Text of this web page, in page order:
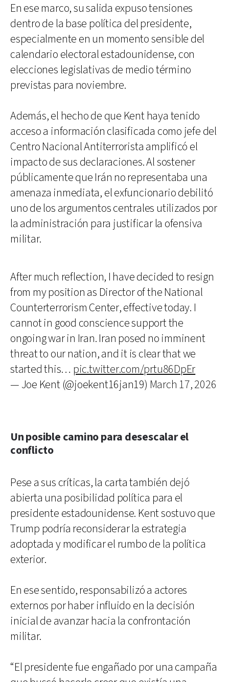
En ese marco, su salida expuso tensiones
dentro de la base política del presidente,
especialmente en un momento sensible del
calendario electoral estadounidense, con
elecciones legislativas de medio término
previstas para noviembre.
Además, el hecho de que Kent haya tenido
acceso a información clasificada como jefe del
Centro Nacional Antiterrorista amplificó el
impacto de sus declaraciones. Al sostener
públicamente que Irán no representaba una
amenaza inmediata, el exfuncionario debilitó
uno de los argumentos centrales utilizados por
la administración para justificar la ofensiva
militar.
After much reflection, I have decided to resign
from my position as Director of the National
Counterterrorism Center, effective today. I
cannot in good conscience support the
ongoing war in Iran. Iran posed no imminent
threat to our nation, and it is clear that we
started this… pic.twitter.com/prtu86DpEr
— Joe Kent (@joekent16jan19) March 17, 2026
Un posible camino para desescalar el
conflicto
Pese a sus críticas, la carta también dejó
abierta una posibilidad política para el
presidente estadounidense. Kent sostuvo que
Trump podría reconsiderar la estrategia
adoptada y modificar el rumbo de la política
exterior.
En ese sentido, responsabilizó a actores
externos por haber influido en la decisión
inicial de avanzar hacia la confrontación
militar.
“El presidente fue engañado por una campaña